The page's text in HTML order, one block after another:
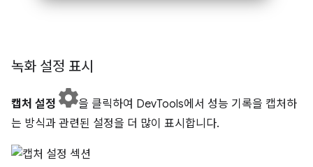
녹화 설정 표시
캡처 설정
을 클릭하여 DevTools에서 성능 기록을 캡처하
는 방식과 관련된 설정을 더 많이 표시합니다.